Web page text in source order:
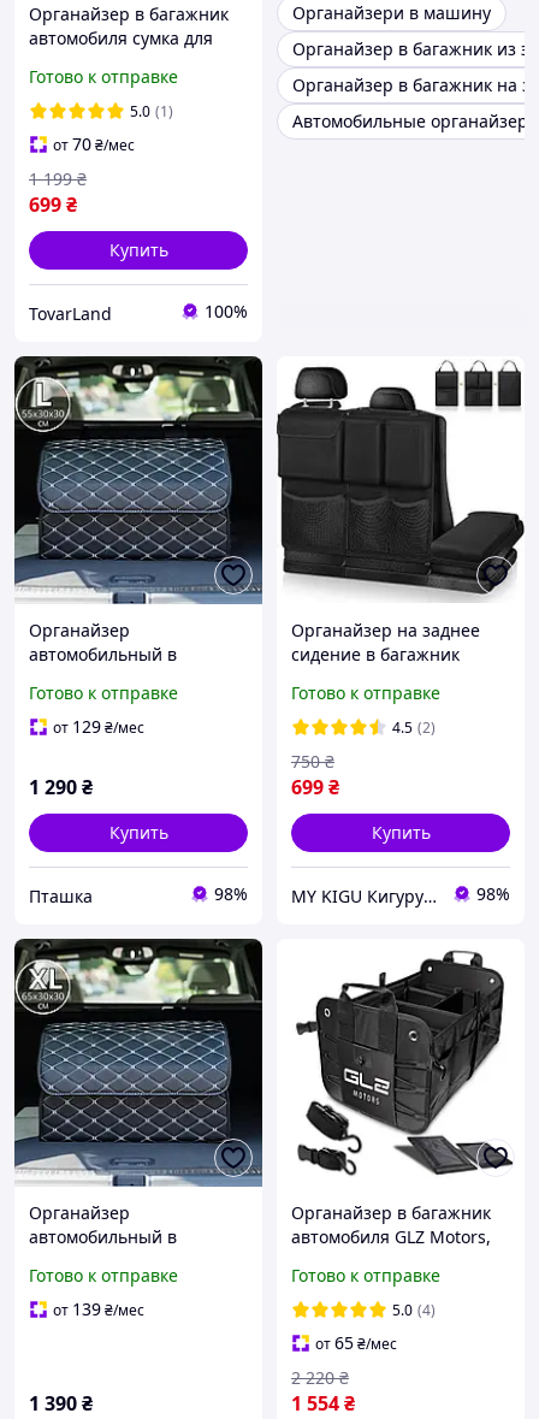
Органайзер в багажник
автомобиля сумка для
складной кейс из экокожи
34х30х30 см
Готово к отправке
5.0 (1)
от70₴/мес
699₴
1 199 ₴
Купить
TovarLand 100%
Органайзери в машину
Органайзер в багажник из
Органайзер в багажник на
Автомобильные
Органайзер
автомобильный в
саквояж ящик для
хранения акссесуаров в
Готово к отправке
от 129₴/мес
1 290₴
Купить
Пташка 98%
Органайзер на заднее
сидение в багажник
черный 45*100 см
Готово к отправке
4.5 (2)
699₴
750 ₴
Купить
MY KIGU Кигуруми для всей семьи! 98%
Органайзер
автомобильный в
саквояж ящик для
хранения акссесуаров в
Готово к отправке
от 139₴/мес
1 390₴
Органайзер в багажник
автомобиля GLZ Motors,
Органайзер в машину
Готово к отправке
5.0 (4)
от65₴/мес
1 554₴
2 220 ₴